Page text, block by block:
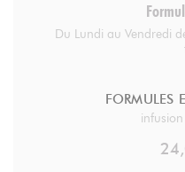
Du Lundi au Vendredi
FORMULES